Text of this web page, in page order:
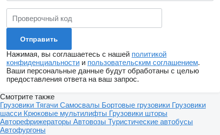
Нажимая, вы соглашаетесь с нашей политикой
конфиденциальности и пользовательским соглашением.
Ваши персональные данные будут обработаны с целью
предоставления ответа на ваш запрос.
Смотрите также
Грузовики Тягачи Самосвалы Бортовые грузовики Грузовики
шасси Крюковые мультилифты Грузовики шторы
Авторефрижераторы Автовозы Туристические автобусы
Автофургоны